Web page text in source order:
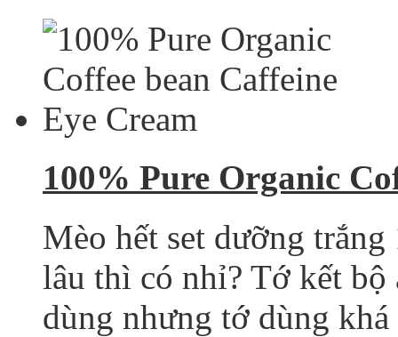
100% Pure Organic
Mèo hết set dưỡng
lâu thì có nhỉ? Tớ kết bộ
dùng nhưng tớ dùng